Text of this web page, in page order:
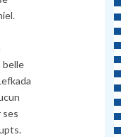
belle
ses